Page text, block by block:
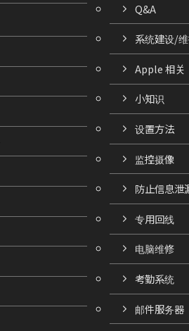
Q&A
系统建设/
Apple 相关
小知识
设置方法
监控摄像
防止信息泄
专用回线
电脑维修
考勤系统
邮件服务器